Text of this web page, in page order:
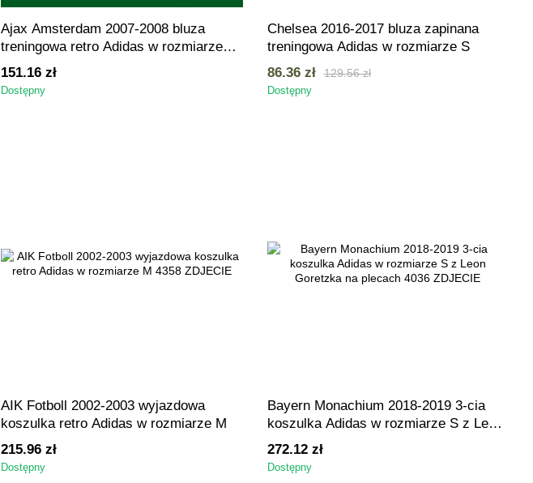
Ajax Amsterdam 2007-2008 bluza
treningowa retro Adidas w rozmiarze
S/M (53x73,5cm)
151.16 zł
Dostępny
Chelsea 2016-2017 bluza zapinana
treningowa Adidas w rozmiarze S
129.56 zł
86.36 zł
Dostępny
AIK Fotboll 2002-2003 wyjazdowa
koszulka retro Adidas w rozmiarze M
215.96 zł
Dostępny
Bayern Monachium 2018-2019 3-cia
koszulka Adidas w rozmiarze S z Leon
Goretzka na plecach
272.12 zł
Dostępny